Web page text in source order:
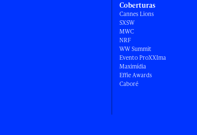
Coberturas
Cannes Lions
SXSW
MWC
NRF
WW Summit
Evento ProXXIma
Maximídia
Effie Awards
Caboré